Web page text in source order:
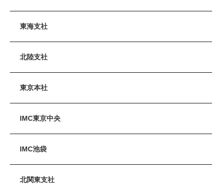
東海支社
北陸支社
東京本社
IMC東京中央
IMC池袋
北関東支社